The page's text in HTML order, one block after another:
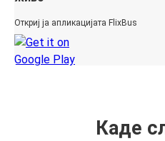
Откриј ја апликацијата FlixBus
Каде